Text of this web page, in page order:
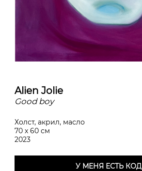
Alien Jolie
Good boy
Холст, акрил, масло
70 х 60 см
2023
У МЕНЯ ЕСТЬ КОД